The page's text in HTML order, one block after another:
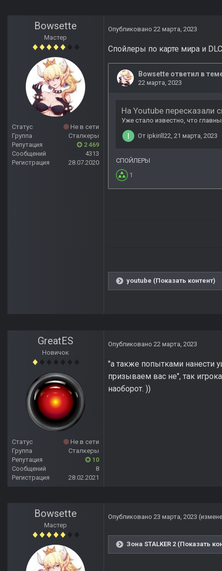
Bowsette
Мастер
Статус
Не в сети
Группа
Сталкеры
Репутация
2 469
Сообщений
4313
Регистрация
28.07.2020
Опубликовано 22 марта, 2023
Спойлеры по карте мира и
youtube (Показать контент)
GreatES
Новичок
Статус
Не в сети
Группа
Сталкеры
Репутация
10
Сообщений
8
Регистрация
28.02.2021
Опубликовано 22 марта, 2023
"а также попытками нанести
призываем вас не", так
наоборот. ))
Bowsette
Мастер
Опубликовано 23 марта, 2023
Зона STALKER 2 (Показать